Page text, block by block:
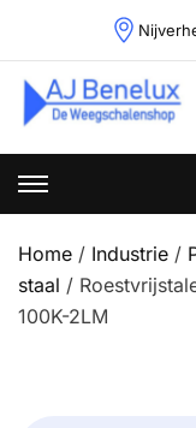
content
Weegschalenshop
Weegoplossingen
Home / Industrie /
staal /
100K-2LM